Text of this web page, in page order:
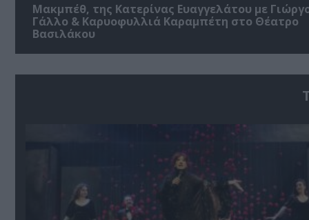
Μακμπέθ, της Κατερίνας Ευαγγελάτου με
Γάλλο & Καρυοφυλλιά Καραμπέτη στο Θέατρο
Βασιλάκου